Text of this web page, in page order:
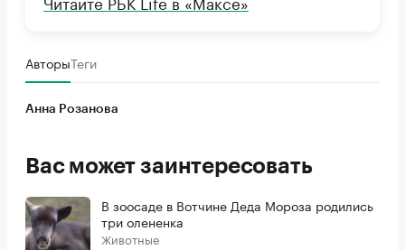
АвторыТеги
Анна Розанова
Вас может заинтересовать
В зоосаде в Вотчине Деда Мороза родились
три олененка
Животные